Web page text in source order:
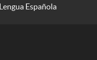
Española